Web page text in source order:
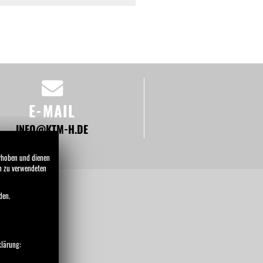
E-MAIL
INFO@KTM-H.DE
NEWS
und dienen
verwendeten